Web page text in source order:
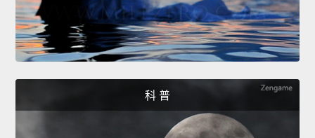
科 普